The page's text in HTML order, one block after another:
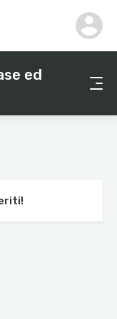
ed